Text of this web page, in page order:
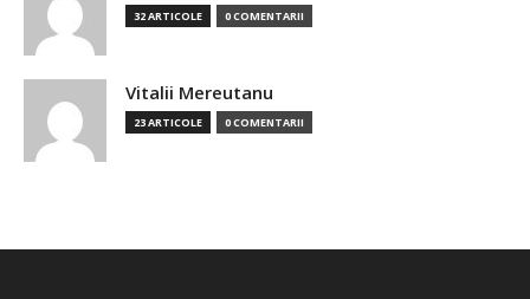
32 ARTICOLE 0 COMENTARII
Vitalii Mereutanu
23 ARTICOLE 0 COMENTARII